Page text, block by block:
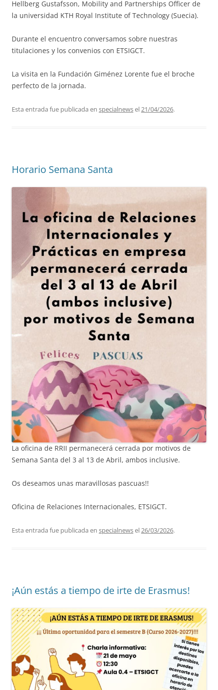
Hellberg Gustafsson, Mobility and Partnerships Officer de
la universidad KTH Royal Institute of Technology (Suecia).
Durante el encuentro conversamos sobre nuestras
titulaciones y los convenios con ETSIGCT.
La visita en la Fundación Giménez Lorente fue el broche
perfecto de la jornada.
Esta entrada fue publicada en specialnewsel21/04/2026.
Horario Semana Santa
La oficina de RRII permanecerá cerrada por motivos de
Semana Santa del 3 al 13 de Abril, ambos inclusive.
Os deseamos unas maravillosas pascuas!!
Oficina de Relaciones Internacionales, ETSIGCT.
Esta entrada fue publicada en specialnewsel26/03/2026.
¡Aún estás a tiempo de irte de Erasmus!